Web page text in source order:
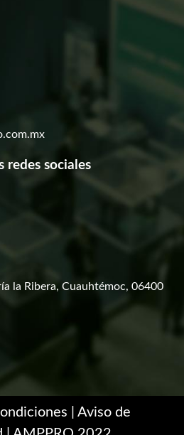
redes sociales
la Ribera, Cuauhtémoc, 06400
| Aviso de